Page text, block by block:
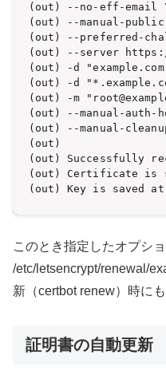
(out) --no-eff-email
(out) --manual-
(out) --preferred-
(out) --server
(out) -d
(out) -d
(out) -m
(out) --manual-auth-
(out) --manual-
(out)
(out) Successfully
(out) Certificate is
(out) Key is saved
このとき指定したオプシ
/etc/letsencrypt/renewal/
新（certbot renew）時に
証明書の自動更新